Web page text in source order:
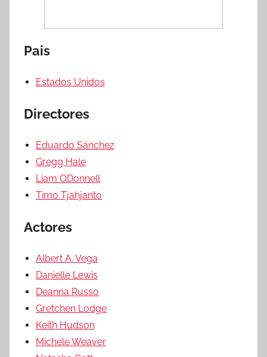
Pais
Estados Unidos
Directores
Eduardo Sánchez
Gregg Hale
Liam ODonnell
Timo Tjahjanto
Actores
Albert A. Vega
Danielle Lewis
Deanna Russo
Gretchen Lodge
Keith Hudson
Michele Weaver